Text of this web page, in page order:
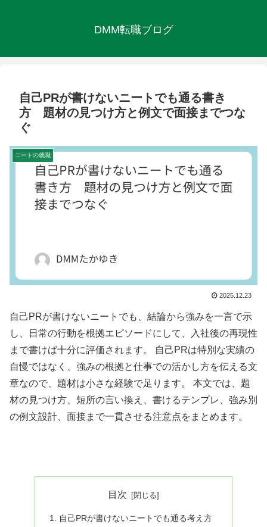
DMM転職ブログ
自己PRが書けないニートでも通る書き
方 題材の見つけ方と例文で面接までつな
ぐ
ニートの就職
2025.12.23
自己PRが書けないニートでも、結論から強みを一言で示
し、日常の行動を根拠エピソードにして、入社後の再現性
まで書けば十分に評価されます。 自己PRは特別な実績の
自慢ではなく、強みの根拠と仕事での活かし方を伝える文
章なので、題材は小さな経験で足ります。 本文では、題
材の見つけ方、短所の言い換え、書けるテンプレ、強み別
の例文設計、面接まで一貫させる注意点をまとめます。
目次
自己PRが書けないニートでも通る考え方